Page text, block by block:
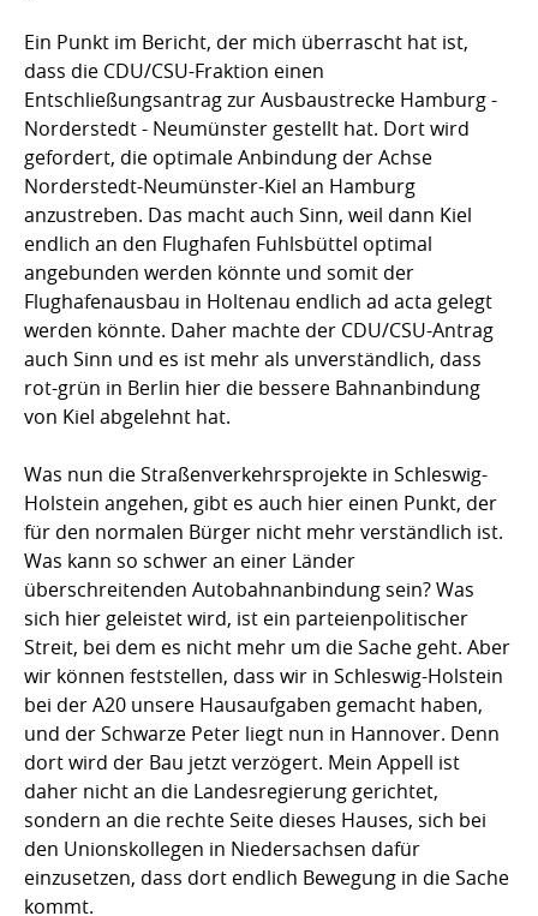
Ein Punkt im Bericht, der mich überrascht hat ist,
dass die CDU/CSU-Fraktion einen
Entschließungsantrag zur Ausbaustrecke Hamburg -
Norderstedt - Neumünster gestellt hat. Dort wird
gefordert, die optimale Anbindung der Achse
Norderstedt-Neumünster-Kiel an Hamburg
anzustreben. Das macht auch Sinn, weil dann Kiel
endlich an den Flughafen Fuhlsbüttel optimal
angebunden werden könnte und somit der
Flughafenausbau in Holtenau endlich ad acta gelegt
werden könnte. Daher machte der CDU/CSU-Antrag
auch Sinn und es ist mehr als unverständlich, dass
rot-grün in Berlin hier die bessere Bahnanbindung
von Kiel abgelehnt hat.
Was nun die Straßenverkehrsprojekte in Schleswig-
Holstein angehen, gibt es auch hier einen Punkt, der
für den normalen Bürger nicht mehr verständlich ist.
Was kann so schwer an einer Länder
überschreitenden Autobahnanbindung sein? Was
sich hier geleistet wird, ist ein parteienpolitischer
Streit, bei dem es nicht mehr um die Sache geht. Aber
wir können feststellen, dass wir in Schleswig-Holstein
bei der A20 unsere Hausaufgaben gemacht haben,
und der Schwarze Peter liegt nun in Hannover. Denn
dort wird der Bau jetzt verzögert. Mein Appell ist
daher nicht an die Landesregierung gerichtet,
sondern an die rechte Seite dieses Hauses, sich bei
den Unionskollegen in Niedersachsen dafür
einzusetzen, dass dort endlich Bewegung in die Sache
kommt.